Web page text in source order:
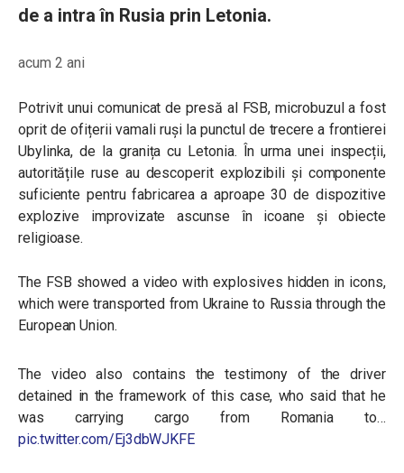
de a intra în Rusia prin Letonia.
acum 2 ani
Potrivit unui comunicat de presă al FSB, microbuzul a fost
oprit de ofițerii vamali ruși la punctul de trecere a frontierei
Ubylinka, de la granița cu Letonia. În urma unei inspecții,
autoritățile ruse au descoperit explozibili și componente
suficiente pentru fabricarea a aproape 30 de dispozitive
explozive improvizate ascunse în icoane și obiecte
religioase.
The FSB showed a video with explosives hidden in icons,
which were transported from Ukraine to Russia through the
European Union.
The video also contains the testimony of the driver
detained in the framework of this case, who said that he
was carrying cargo from Romania to…
pic.twitter.com/Ej3dbWJKFE